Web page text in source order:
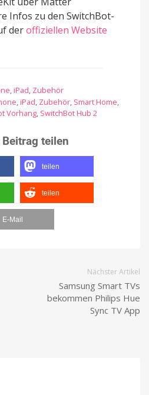
Infos zu den SwitchBot-
deroffiziellen Website
, iPad, Zubehör
, iPad, Zubehör, Smart Home,
Vorhang, SwitchBot Hub 2
Beitrag teilen
teilen
teilen
E-Mail
Nächster Artikel
Samsung Smart TVs
bekommen Philips Hue
Sync TV App